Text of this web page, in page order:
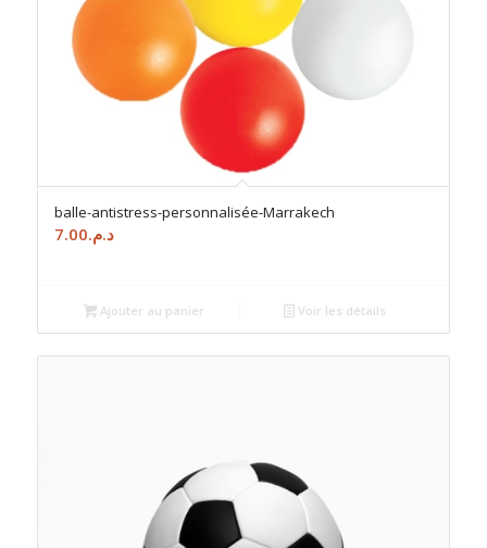
balle-antistress-personnalisée-Marrakech
د.م.7.00
Ajouter au panier Voir les détails